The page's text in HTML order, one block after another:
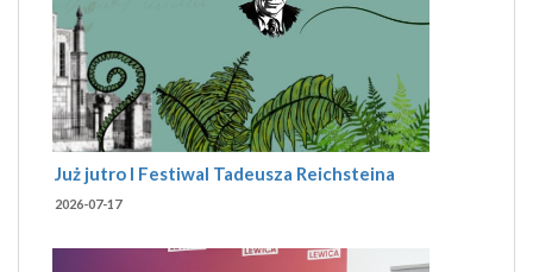
Już jutro I Festiwal Tadeusza Reichsteina
2026-07-17